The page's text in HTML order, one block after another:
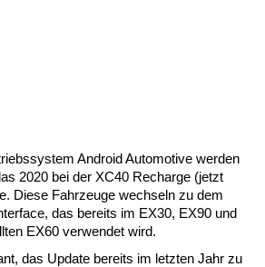
Android Automotive werden
2020 bei der XC40 Recharge (jetzt
Diese Fahrzeuge wechseln zu dem
das bereits im EX30, EX90 und
EX60 verwendet wird.
das Update bereits im letzten Jahr zu